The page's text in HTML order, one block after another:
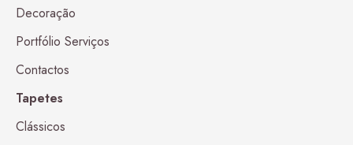
Decoração
Portfólio Serviços
Contactos
Tapetes
Clássicos